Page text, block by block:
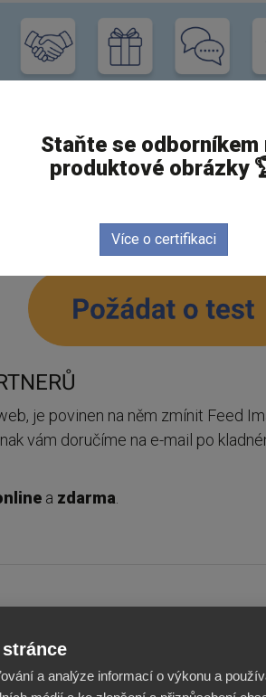
zapnutý alespoň u jednoho
top CZ/SK e‑commerce platformy
je povinen na něm zmínit Feed
vám doručíme na e-mail po
a zdarma.
Editor
Reviews
Reviews
Staňte se odborníkem
produktové obrázky
Více o certifikaci
a analýze informací o výkonu a